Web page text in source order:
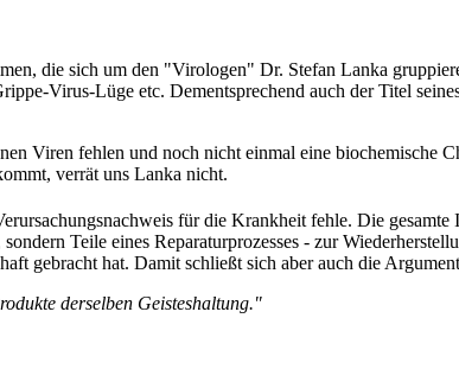
die sich um den "Virologen" Dr. Stefan Lanka
Virus-Lüge etc. Dementsprechend auch der Titel
Viren fehlen und noch nicht einmal eine biochemische
verrät uns Lanka nicht.
für die Krankheit fehle. Die
Teile eines Reparaturprozesses - zur
gebracht hat. Damit schließt sich aber auch die
derselben Geisteshaltung."